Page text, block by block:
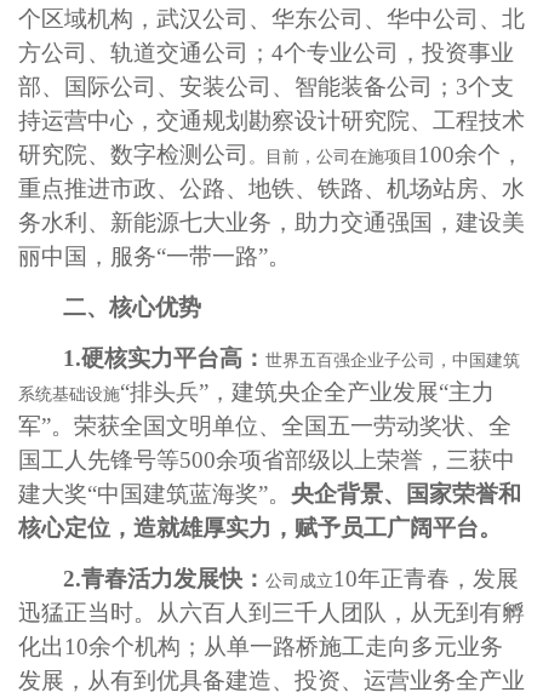
个区域机构，武汉公司、华东公司、华中公司、北
方公司、轨道交通公司；4个专业公司，投资事业
部、国际公司、安装公司、智能装备公司；3个支
持运营中心， 交通规划勘察设计研究院、工程技术
研究院、数字检测公司 。目前，公司在施项目 100余个，
重点推进市政、公路、地铁、铁路、机场站房、水
务水利、新能源七大业务，助力交通强国，建设美
丽中国，服务“一带一路”。
二、核心优势
1.硬核实力平台高： 世界五百强企业子公司，中国建筑
系统基础设施“排头兵”，建筑央企全产业发展“主力
军”。荣获全国文明单位、全国五一劳动奖状、全
国工人先锋号等500余项省部级以上荣誉，三获中
建大奖“中国建筑蓝海奖”。 央企背景、国家荣誉和
核心定位，造就雄厚实力，赋予员工广阔平台。
2.青春活力发展快： 公司成立10年正青春，发展
迅猛正当时。从六百人到三千人团队，从无到有孵
化出10余个机构；从单一路桥施工走向多元业务
发展，从有到优具备建造、投资、运营业务全产业